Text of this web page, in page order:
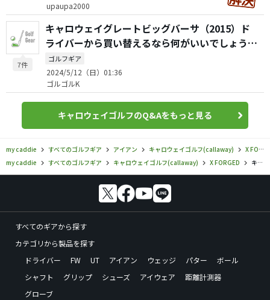
upaupa2000
7件
キャロウェイグレートビッグバーサ（2015）ド
ライバーから買い替えるなら何がいいでしょう
か？
ゴルフギア
2024/5/12（日）01:36
ゴルゴルK
キャロウェイゴルフのQ&Aをもっと見る
my caddie すべてのゴルフギア アイアン キャロウェイゴルフ(callaway)
X FORGED
my caddie
すべてのゴルフギア キャロウェイゴルフ(callaway) X FORGED キャロウェイゴルフ／X FORGED／X フォージド スター ブラック アイアンの口コミ評価
すべてのギアから探す
カテゴリから製品を探す
ドライバー
FW UT アイアン ウェッジ パター
ボール
シャフト
グリップ シューズ アイウェア
距離計測器
グローブ